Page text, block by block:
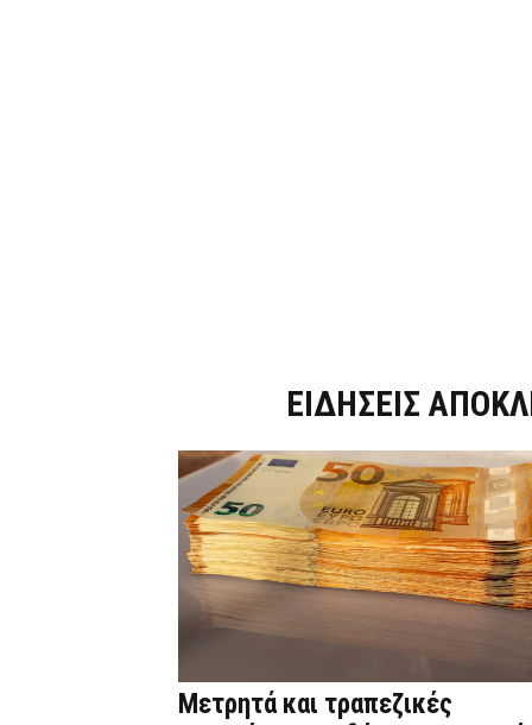
ΕΙΔΗΣΕΙΣ
Μετρητά και τραπεζικές